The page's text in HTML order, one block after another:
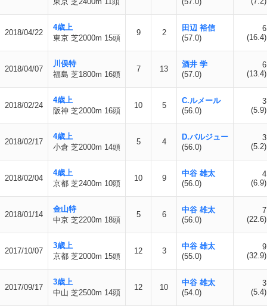
2018/04/22
4歳上
東京 芝2000m 15頭
9 2
田辺 裕信
(57.0)
6
(16.4)
2018/04/07
川俣特
福島 芝1800m 16頭
7 13
酒井 学
(57.0)
6
(13.4)
2018/02/24
4歳上
阪神 芝2000m 16頭
10 5
C.ルメール
(56.0)
3
(5.9)
2018/02/17
4歳上
小倉 芝2000m 14頭
5 4
D.バルジュー
(56.0)
3
(5.2)
2018/02/04
4歳上
京都 芝2400m 10頭
10 9
中谷 雄太
(56.0)
4
(6.9)
2018/01/14
金山特
中京 芝2200m 18頭
5 6
中谷 雄太
(56.0)
7
(22.6)
2017/10/07
3歳上
京都 芝2000m 15頭
12 3
中谷 雄太
(55.0)
9
(32.9)
2017/09/17
3歳上
中山 芝2500m 14頭
12 10
中谷 雄太
(54.0)
3
(5.4)